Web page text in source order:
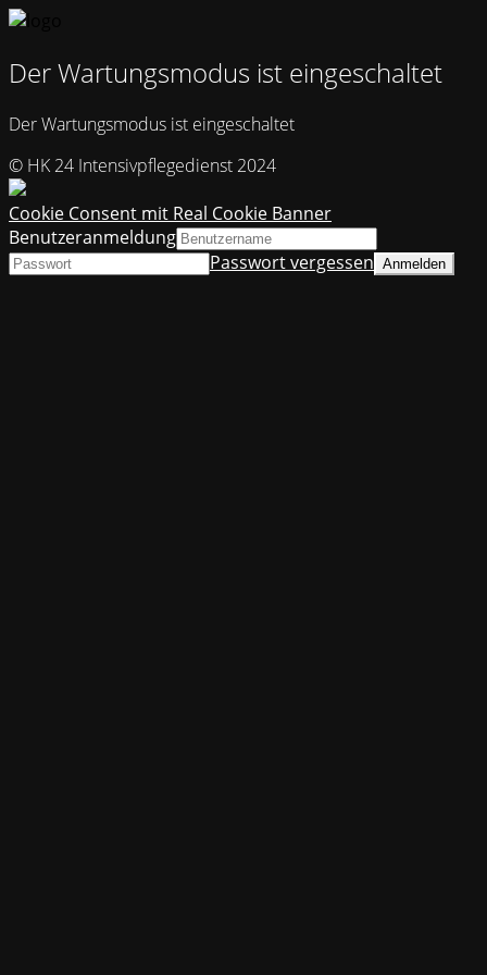
Der Wartungsmodus ist eingeschaltet
Der Wartungsmodus ist eingeschaltet
© HK 24 Intensivpflegedienst 2024
Cookie Consent mit Real Cookie Banner
Benutzeranmeldung
Passwort vergessen